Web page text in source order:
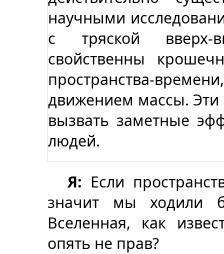
научными
с тряской вверх-
свойственны
пространства-
движением массы.
вызвать заметные
людей.
Я: Если
значит мы ходили
Вселенная, как
опять не прав?